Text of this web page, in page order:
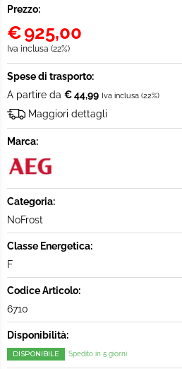
Prezzo:
€925,00
Iva inclusa (22%)
Spese di trasporto:
A partire da € 44,99 Iva inclusa (22%)
Maggiori dettagli
Marca:
Categoria:
NoFrost
Classe Energetica:
F
Codice Articolo:
6710
Disponibilità:
DISPONIBILE Spedito in 5 giorni